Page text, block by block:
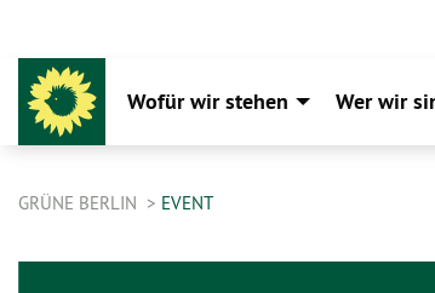
Wofür wir stehen Wer wir
GRÜNE BERLIN EVENT